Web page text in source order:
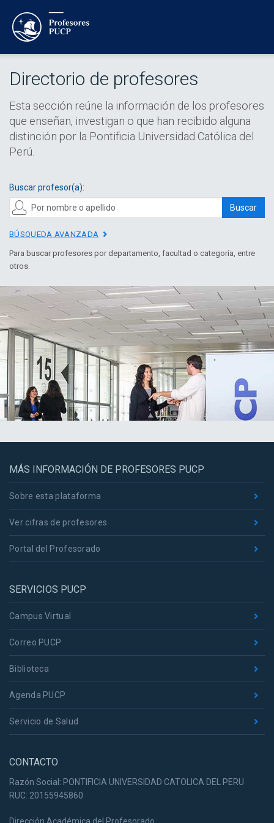
Directorio de profesores
Esta sección reúne la información de los profesores
que enseñan, investigan o que han recibido alguna
distinción por la Pontificia Universidad Católica del
Perú.
Buscar profesor(a):
Buscar
BÚSQUEDA AVANZADA
Para buscar profesores por departamento, facultad o categoría, entre
otros.
MÁS INFORMACIÓN DE PROFESORES PUCP
Sobre esta plataforma
Ver cifras de profesores
Portal del Profesorado
SERVICIOS PUCP
Campus Virtual
Correo PUCP
Biblioteca
Agenda PUCP
Servicio de Salud
CONTACTO
Razón Social: PONTIFICIA UNIVERSIDAD CATOLICA DEL PERU
RUC: 20155945860